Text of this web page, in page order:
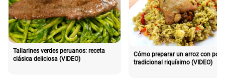
Tallarines verdes peruanos: receta
clásica deliciosa (VIDEO)
Cómo preparar un arroz con pollo
tradicional riquísimo (VIDEO)